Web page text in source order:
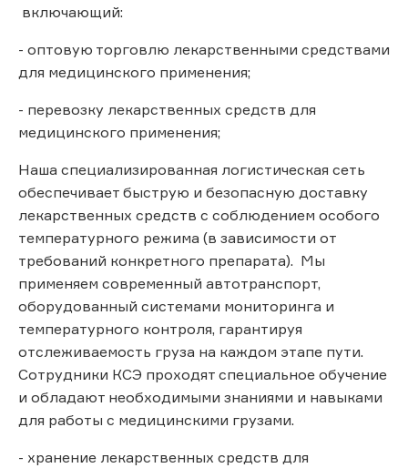
включающий:
- оптовую торговлю лекарственными средствами
для медицинского применения;
- перевозку лекарственных средств для
медицинского применения;
Наша специализированная логистическая сеть
обеспечивает быструю и безопасную доставку
лекарственных средств с соблюдением особого
температурного режима (в зависимости от
требований конкретного препарата). Мы
применяем современный автотранспорт,
оборудованный системами мониторинга и
температурного контроля, гарантируя
отслеживаемость груза на каждом этапе пути.
Сотрудники КСЭ проходят специальное обучение
и обладают необходимыми знаниями и навыками
для работы с медицинскими грузами.
- хранение лекарственных средств для